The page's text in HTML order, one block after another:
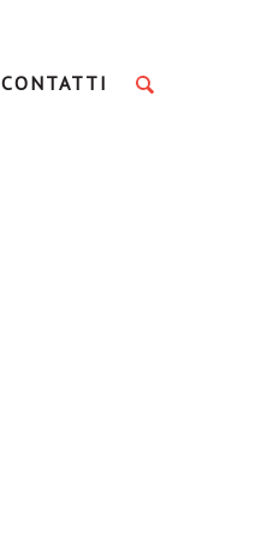
CONTATTI